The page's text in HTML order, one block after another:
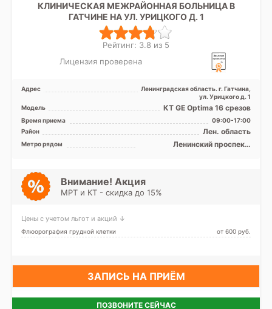
КЛИНИЧЕСКАЯ МЕЖРАЙОННАЯ БОЛЬНИЦА В
ГАТЧИНЕ НА УЛ. УРИЦКОГО Д. 1
Рейтинг: 3.8 из 5
Лицензия проверена
Адрес
Ленинградская область. г. Гатчина,
ул. Урицкого д. 1
Модель
КТ GE Optima 16 срезов
Время приема
09:00-17:00
Район
Лен. область
Метро рядом
Ленинский проспект,
Внимание! Акция
МРТ и КТ - скидка до 15%
Цены с учетом льгот и акций ↓
Флюорография грудной клетки от 600 pуб.
ЗАПИСЬ НА ПРИЁМ
ПОЗВОНИТЕ СЕЙЧАС